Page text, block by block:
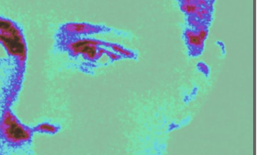
Mary White Ovington
activista por los derechos
Mary White Ovington ( 11 abril de
1865- 15 de julio de 1951) fue una
sufragista, socialista,...